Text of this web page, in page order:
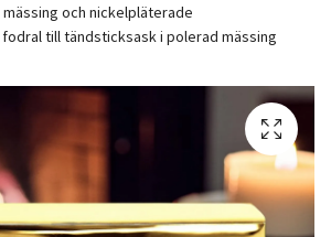
och nickelpläterade
fodral till tändsticksask i polerad mässing